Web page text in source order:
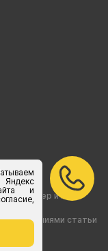
и
характер и не
положениями статьи